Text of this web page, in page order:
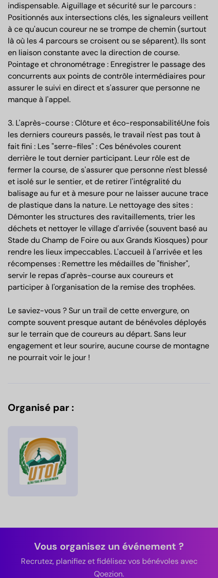
indispensable. Aiguillage et sécurité sur le parcours :
Positionnés aux intersections clés, les signaleurs veillent
à ce qu'aucun coureur ne se trompe de chemin (surtout
là où les 4 parcours se croisent ou se séparent). Ils sont
en liaison constante avec la direction de course.
Pointage et chronométrage : Enregistrer le passage des
concurrents aux points de contrôle intermédiaires pour
assurer le suivi en direct et s'assurer que personne ne
manque à l'appel.
3. L'après-course : Clôture et éco-responsabilitéUne fois
les derniers coureurs passés, le travail n'est pas tout à
fait fini : Les "serre-files" : Ces bénévoles courent
derrière le tout dernier participant. Leur rôle est de
fermer la course, de s'assurer que personne n'est blessé
et isolé sur le sentier, et de retirer l'intégralité du
balisage au fur et à mesure pour ne laisser aucune trace
de plastique dans la nature. Le nettoyage des sites :
Démonter les structures des ravitaillements, trier les
déchets et nettoyer le village d'arrivée (souvent basé au
Stade du Champ de Foire ou aux Grands Kiosques) pour
rendre les lieux impeccables. L'accueil à l'arrivée et les
récompenses : Remettre les médailles de "finisher",
servir le repas d'après-course aux coureurs et
participer à l'organisation de la remise des trophées.
Le saviez-vous ? Sur un trail de cette envergure, on
compte souvent presque autant de bénévoles déployés
sur le terrain que de coureurs au départ. Sans leur
engagement et leur sourire, aucune course de montagne
ne pourrait voir le jour !
Organisé par :
Vous organisez un événement ?
Recrutez, planifiez et fidélisez vos bénévoles avec
Qoezion.